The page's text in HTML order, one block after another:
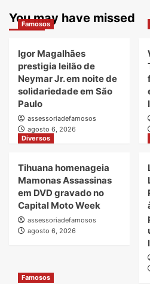
You may have missed
Famosos
Igor Magalhães
prestigia leilão de
Neymar Jr. em noite de
solidariedade em São
Paulo
assessoriadefamosos
agosto 6, 2026
Diversos
Tihuana homenageia
Mamonas Assassinas
em DVD gravado no
Capital Moto Week
assessoriadefamosos
agosto 6, 2026
Famosos